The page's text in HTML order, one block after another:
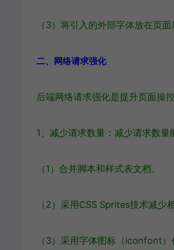
（3）将引入的外部字体放在页
二、网络请求强化
后端网络请求强化是提升页面操
1、减少请求数量：减少请求数
（1）合并脚本和样式表文档。
（2）采用CSS Sprites技术减少
（3）采用字体图标（iconfont）